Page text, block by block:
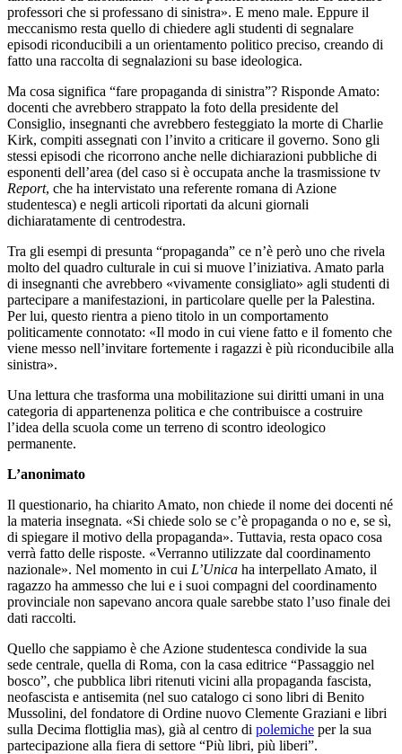
professori che si professano di sinistra». E meno male. Eppure il
meccanismo resta quello di chiedere agli studenti di segnalare
episodi riconducibili a un orientamento politico preciso, creando di
fatto una raccolta di segnalazioni su base ideologica.
Ma cosa significa “fare propaganda di sinistra”? Risponde Amato:
docenti che avrebbero strappato la foto della presidente del
Consiglio, insegnanti che avrebbero festeggiato la morte di Charlie
Kirk, compiti assegnati con l’invito a criticare il governo. Sono gli
stessi episodi che ricorrono anche nelle dichiarazioni pubbliche di
esponenti dell’area (del caso si è occupata anche la trasmissione tv
Report, che ha intervistato una referente romana di Azione
studentesca) e negli articoli riportati da alcuni giornali
dichiaratamente di centrodestra.
Tra gli esempi di presunta “propaganda” ce n’è però uno che rivela
molto del quadro culturale in cui si muove l’iniziativa. Amato parla
di insegnanti che avrebbero «vivamente consigliato» agli studenti di
partecipare a manifestazioni, in particolare quelle per la Palestina.
Per lui, questo rientra a pieno titolo in un comportamento
politicamente connotato: «Il modo in cui viene fatto e il fomento che
viene messo nell’invitare fortemente i ragazzi è più riconducibile alla
sinistra».
Una lettura che trasforma una mobilitazione sui diritti umani in una
categoria di appartenenza politica e che contribuisce a costruire
l’idea della scuola come un terreno di scontro ideologico
permanente.
L’anonimato
Il questionario, ha chiarito Amato, non chiede il nome dei docenti né
la materia insegnata. «Si chiede solo se c’è propaganda o no e, se sì,
di spiegare il motivo della propaganda». Tuttavia, resta opaco cosa
verrà fatto delle risposte. «Verranno utilizzate dal coordinamento
nazionale». Nel momento in cui L’Unica ha interpellato Amato, il
ragazzo ha ammesso che lui e i suoi compagni del coordinamento
provinciale non sapevano ancora quale sarebbe stato l’uso finale dei
dati raccolti.
Quello che sappiamo è che Azione studentesca condivide la sua
sede centrale, quella di Roma, con la casa editrice “Passaggio nel
bosco”, che pubblica libri ritenuti vicini alla propaganda fascista,
neofascista e antisemita (nel suo catalogo ci sono libri di Benito
Mussolini, del fondatore di Ordine nuovo Clemente Graziani e libri
sulla Decima flottiglia mas), già al centro di polemiche per la sua
partecipazione alla fiera di settore “Più libri, più liberi”.